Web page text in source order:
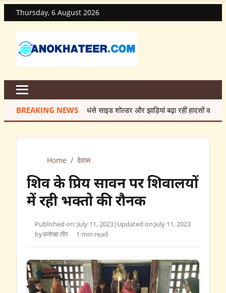
Thursday, 6 August 2026
BREAKING NEWSधंसे साइड शोल्डर और झाड़ियां बढ़ा रहीं हादसों का खतरा ★
Home / देवास
शिव के प्रिय सावन पर शिवालयों
में रही भक्तो की रौनक
Published on: July 11, 2023| Updated on:July 11, 2023
byअनोखा तीर 1 min read